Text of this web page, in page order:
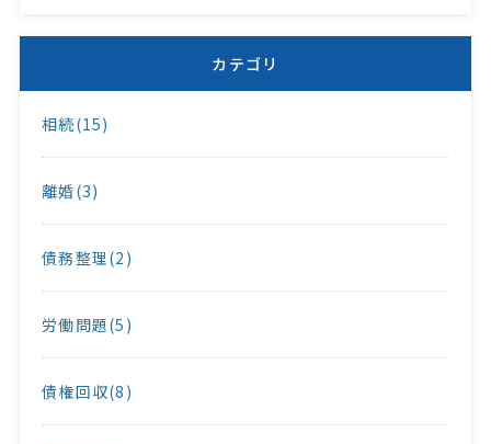
カテゴリ
相続(15)
離婚(3)
債務整理(2)
労働問題(5)
債権回収(8)